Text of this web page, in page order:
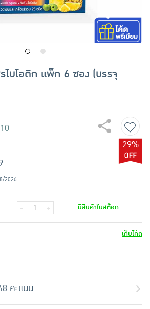
รี่
ไบโอติก แพ็ก 6 ซอง (บรรจุ
29%
2026
- + มีสินค้าในสต๊อก
เก็บโค้ด
คะแนน